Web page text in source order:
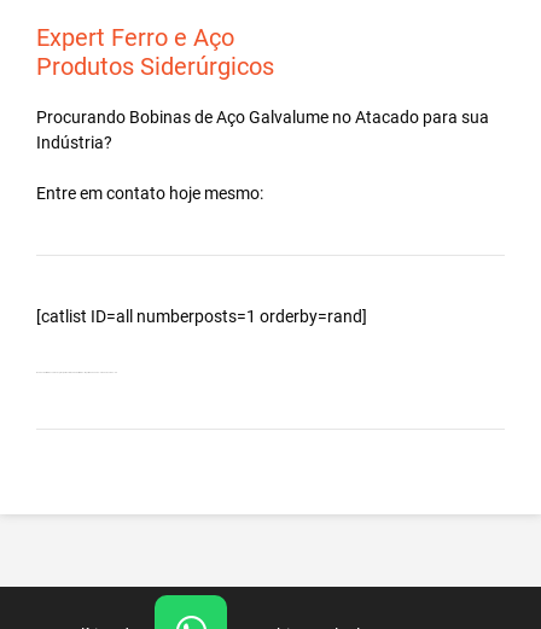
Expert Ferro e Aço
Produtos Siderúrgicos
Procurando Bobinas deAço Galvalume noAtacado para sua
Indústria?
Entre em contato hoje mesmo:
[catlist ID=all numberposts=1 orderby=rand]